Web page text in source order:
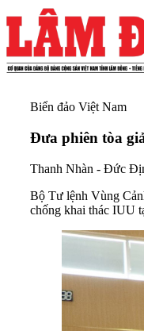
Biển đảo Việt Nam
Đưa phiên tòa
Thanh Nhàn - Đức
Bộ Tư lệnh Vùng
chống khai thác IUU